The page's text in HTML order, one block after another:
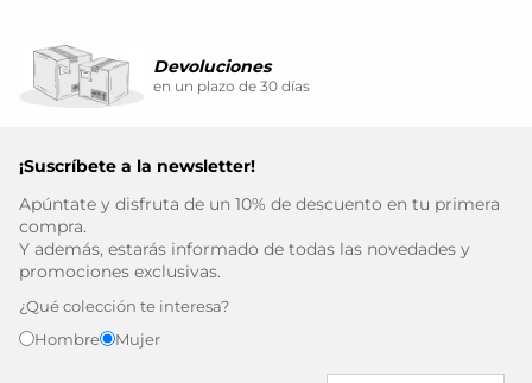
Devoluciones
en un plazo de 30 días
¡Suscríbete a la newsletter!
Apúntate y disfruta de un 10% de descuento en tu primera
compra.
Y además, estarás informado de todas las novedades y
promociones exclusivas.
¿Qué colección te interesa?
Hombre
Mujer